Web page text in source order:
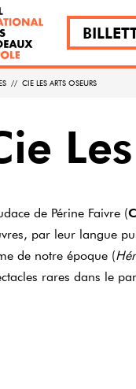
// CIE LES ARTS OSEURS
de Périne Faivre (
par leur langue
de notre époque (
rares dans le